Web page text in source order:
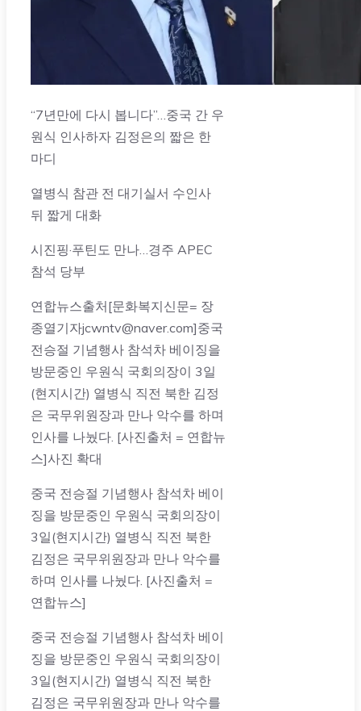
“7년만에 다시 봅니다”…중국 간 우
원식 인사하자 김정은의 짧은 한
마디
열병식 참관 전 대기실서 수인사
뒤 짧게 대화
시진핑·푸틴도 만나…경주 APEC
참석 당부
연합뉴스출처[문화복지신문= 장
종열기자jcwntv@naver.com]중국
전승절 기념행사 참석차 베이징을
방문중인 우원식 국회의장이 3일
(현지시간) 열병식 직전 북한 김정
은 국무위원장과 만나 악수를 하며
인사를 나눴다. [사진출처 = 연합뉴
스]사진 확대
중국 전승절 기념행사 참석차 베이
징을 방문중인 우원식 국회의장이
3일(현지시간) 열병식 직전 북한
김정은 국무위원장과 만나 악수를
하며 인사를 나눴다. [사진출처 =
연합뉴스]
중국 전승절 기념행사 참석차 베이
징을 방문중인 우원식 국회의장이
3일(현지시간) 열병식 직전 북한
김정은 국무위원장과 만나 악수를